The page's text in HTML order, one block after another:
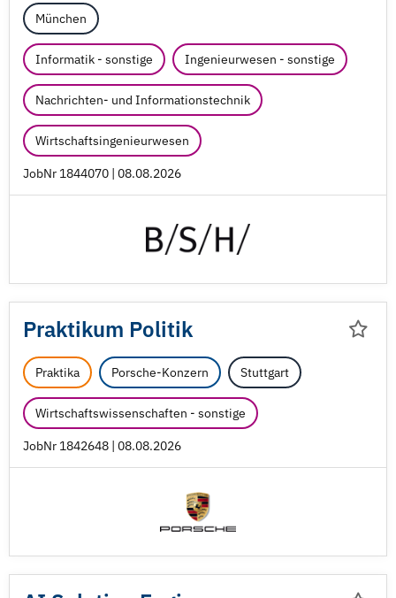
München
Informatik - sonstige Ingenieurwesen - sonstige
Nachrichten- und Informationstechnik
Wirtschaftsingenieurwesen
JobNr 1844070 | 08.08.2026
Praktikum Politik
Praktika Porsche-Konzern Stuttgart
Wirtschaftswissenschaften - sonstige
JobNr 1842648 | 08.08.2026